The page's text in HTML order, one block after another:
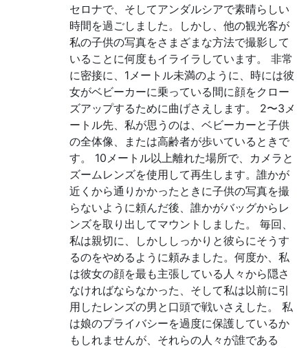
セロナで、そしてアンダルシアで素晴らしい
時間を過ごしました。しかし、他の観光客が
私の子供の写真をさまざまな方法で撮影して
いることに何度もイライラしています。 非常
に密接に、1メートル未満のように、時には彼
女がベビーカーに乗っている間に顔をクロー
ズアップするために曲げさえします。 2〜3メ
ートル先、私が思うのは、ベビーカーと子供
の全体像、または高齢者が歩いているときで
す。 10メートル以上離れた場所で、カメラと
ズームレンズを使用して再生します。誰かが
近くから通りかかったときに子供の写真を撮
らないように頼んだ後、誰かがバッグからレ
ンズを取り出してマウントしました。 毎回、
私は親切に、しかししっかりと彼らにそうす
るのをやめるように頼みました。何度か、私
は彼女の顔を最も主張している人々から隠さ
なければならなかった、そして私は以前に引
用したレンズの男と口頭で戦いさえした。 私
は娘のプライバシーを過度に保護しているか
もしれませんが、それらの人々が誰である